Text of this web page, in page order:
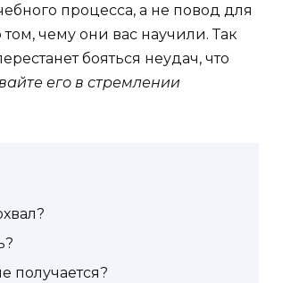
процесса, а не повод для
чему они вас научили. Так
бояться неудач, что
его в стремлении
получается?